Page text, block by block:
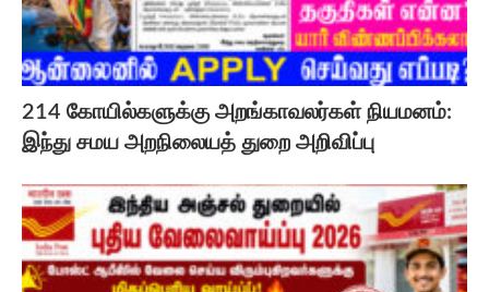
214 கோயில்களுக்கு அறங்காவலர்கள் நியமனம்:
இந்து சமய அறநிலையத் துறை அறிவிப்பு